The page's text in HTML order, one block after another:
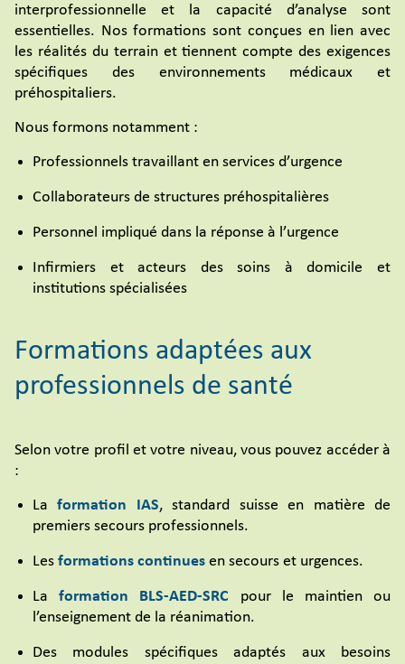
interprofessionnelle et la capacité d’analyse sont
essentielles. Nos formations sont conçues en lien avec
les réalités du terrain et tiennent compte des exigences
spécifiques des environnements médicaux et
préhospitaliers.
Nous formons notamment :
Professionnels travaillant en services d’urgence
Collaborateurs de structures préhospitalières
Personnel impliqué dans la réponse à l’urgence
Infirmiers et acteurs des soins à domicile et
institutions spécialisées
Formations adaptées aux
professionnels de santé
Selon votre profil et votre niveau, vous pouvez accéder à
:
Laformation IAS, standard suisse en matière de
premiers secours professionnels.
Les formations continues en secours et urgences.
Laformation BLS-AED-SRC pour le maintien ou
l’enseignement de la réanimation.
Des modules spécifiques adaptés aux besoins